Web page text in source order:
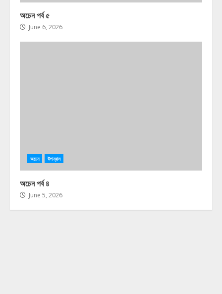
অচেন পর্ব ৫
June 6, 2026
অচেন উপন্যাস
অচেন পর্ব ৪
June 5, 2026